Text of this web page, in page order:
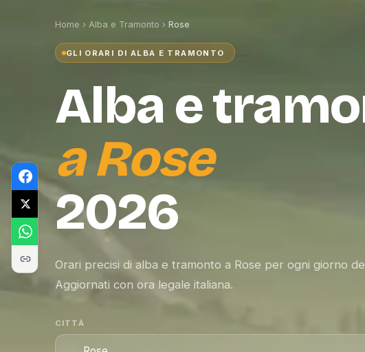
Home › Alba e Tramonto › Rose
GLI ORARI DI ALBA E TRAMONTO
Alba e
aRose
2026
Orari precisi di alba e tramonto a Rose per ogni giorno
Aggiornati con ora legale italiana.
CITTÀ